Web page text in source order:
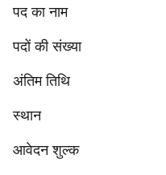
पद का नाम
पदों की संख्या
अंतिम तिथि
स्थान
आवेदन शुल्क